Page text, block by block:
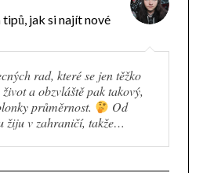
tipů, jak si najít nové
rad, které se jen těžko
a obzvláště pak takový,
průměrnost.
Od
žiju v zahraničí, takže…